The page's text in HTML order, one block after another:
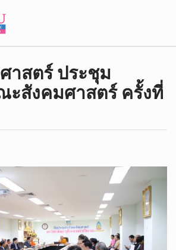
าสตร์ ประชุม
ะสังคมศาสตร์ ครั้งที่